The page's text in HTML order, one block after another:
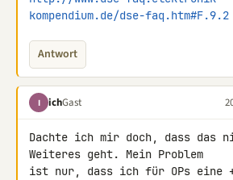
kompendium.de/dse-faq.htm#F.9.2
Antwort
I ichGast
Dachte ich mir doch, dass das
Weiteres geht. Mein Problem
ist nur, dass ich für OPs eine +-